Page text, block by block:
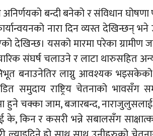
बन्दी बनेको र संविधान घोषणा
नारा दिन व्यस्त देखिन्छन्
देखिन्छ। यसको मारमा परेका ग्रामीण
संघर्ष चलाउने र लाटा थारुसहित
बनाउनेतिर लाग्नु आवश्यक भइसकेको
समुदाय राष्ट्रिय चेतनाको भावसँग
चक्का जाम, बजारबन्द,
किन र कसरी भन्ने सबालसँग